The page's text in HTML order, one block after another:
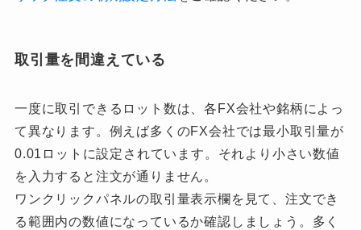
取引量を間違えている
一度に取引できるロット数は、各FX会社や銘柄によっ
て異なります。例えば多くのFX会社では最小取引量が
0.01ロットに設定されています。それより小さい数値
を入力すると注文が通りません。
ワンクリックパネルの取引量表示欄を見て、注文でき
る範囲内の数値になっているか確認しましょう。多く